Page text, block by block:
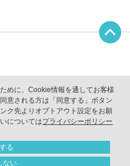
めに、Cookie情報を通してお客様
意される方は「同意する」ボタン
ク先よりオプトアウト設定をお願
についてはプライバシーポリシー
る
ない
キスト等の無断使用及び複写を禁止しま
。
録商標です。